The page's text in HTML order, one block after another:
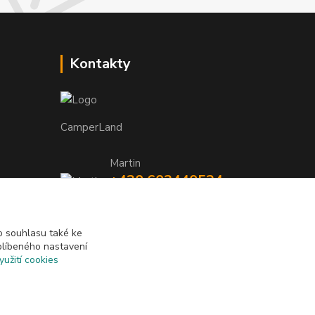
Kontakty
CamperLand
Martin
+420 603440524
souhlasu také ke
nastavení
cookies